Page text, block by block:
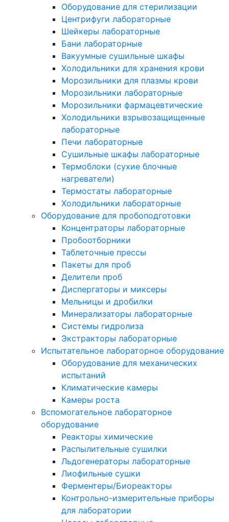
Оборудование для стерилизации
Центрифуги лабораторные
Шейкеры лабораторные
Бани лабораторные
Вакуумные сушильные шкафы
Холодильники для хранения крови
Морозильники для плазмы крови
Морозильники лабораторные
Морозильники фармацевтические
Холодильники взрывозащищенные
лабораторные
Печи лабораторные
Сушильные шкафы лабораторные
Термоблоки (сухие блочные
нагреватели)
Термостаты лабораторные
Холодильники лабораторные
Оборудование для пробоподготовки
Концентраторы лабораторные
Пробоотборники
Таблеточные прессы
Пакеты для проб
Делители проб
Диспергаторы и миксеры
Мельницы и дробилки
Минерализаторы лабораторные
Системы гидролиза
Экстракторы лабораторные
Испытательное лабораторное оборудование
Оборудование для механических
испытаний
Климатические камеры
Камеры роста
Вспомогательное лабораторное
оборудование
Реакторы химические
Распылительные сушилки
Льдогенераторы лабораторные
Лиофильные сушки
Ферментеры/Биореакторы
Контрольно-измерительные приборы
для лаборатории